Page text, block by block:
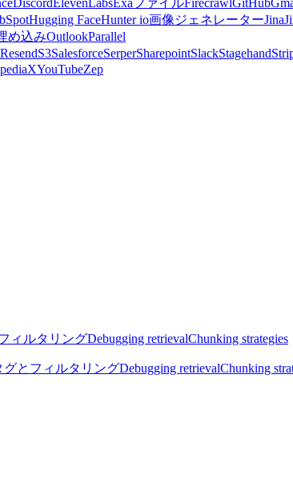
DiscordElevenLabsExaファイルFirecrawlGitHub
Hugging FaceHunter io画像ジェネレーターJina
め込みOutlookParallel
ResendS3SalesforceSerperSharepointSlackStagehand
XYouTubeZep
ィルタリングDebugging retrievalChunking strategies
グとフィルタリングDebugging retrievalChunking